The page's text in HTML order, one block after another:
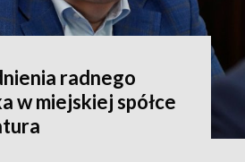
radnego
w miejskiej spółce